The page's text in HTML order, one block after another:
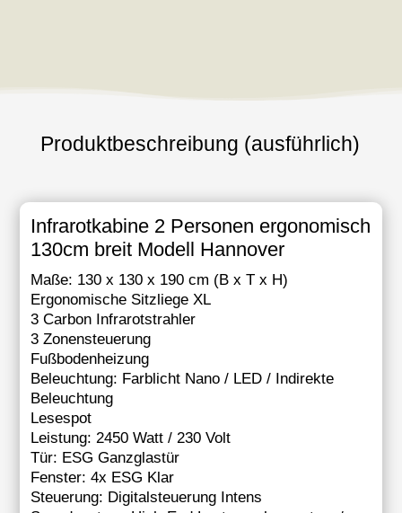
Produktbeschreibung (ausführlich)
Infrarotkabine 2 Personen ergonomisch
130cm breit Modell Hannover
Maße: 130 x 130 x 190 cm (B x T x H)
Ergonomische Sitzliege XL
3 Carbon Infrarotstrahler
3 Zonensteuerung
Fußbodenheizung
Beleuchtung: Farblicht Nano / LED / Indirekte
Beleuchtung
Lesespot
Leistung: 2450 Watt / 230 Volt
Tür: ESG Ganzglastür
Fenster: 4x ESG Klar
Steuerung: Digitalsteuerung Intens